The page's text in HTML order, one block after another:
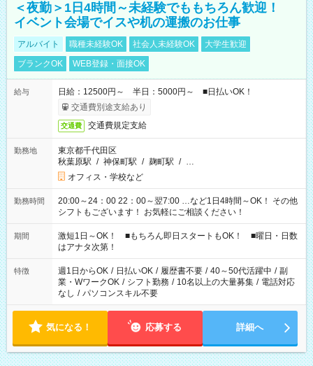
＜夜勤＞1日4時間～未経験でももちろん歓迎！
イベント会場でイスや机の運搬のお仕事
アルバイト 職種未経験OK 社会人未経験OK
大学生歓迎
ブランクOK
WEB登録・面接OK
給与
日給：12500円～ 半日：5000円～ ■日払いOK！
交通費別途支給あり
交通費 交通費規定支給
勤務地
東京都千代田区
秋葉原駅 / 神保町駅 / 麹町駅 / …
オフィス・学校など
勤務時間
20:00～24：00 22：00～翌7:00 …など1日4時間～OK！ その他
シフトもございます！ お気軽にご相談ください！
期間
激短1日～OK！ ■もちろん即日スタートもOK！ ■曜日・日数
はアナタ次第！
特徴 週1日からOK / 日払いOK / 履歴書不要 / 40～50代活躍中 / 副
業・WワークOK / シフト勤務 / 10名以上の大量募集 / 電話対応
なし / パソコンスキル不要
気になる！ 応募する 詳細へ